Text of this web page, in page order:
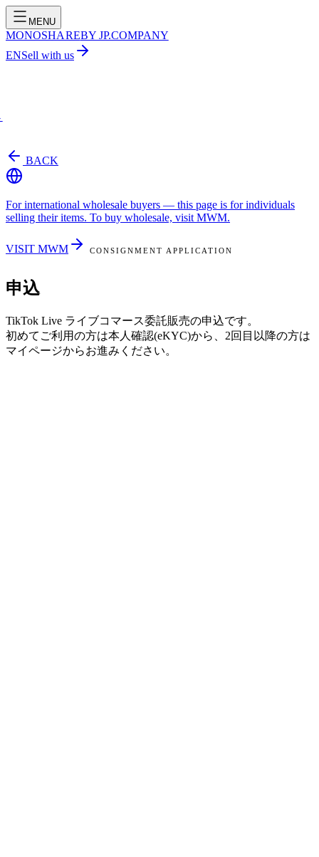
MENU
MONOSHAREBY JP.COMPANY
ENSell with us
BACK
For international wholesale buyers — this page is for individuals
selling their items. To buy wholesale, visit MWM.
VISIT MWM CONSIGNMENT APPLICATION
申込
TikTok Live ライブコマース委託販売の申込です。
初めてご利用の方は本人確認(eKYC)から、2回目以降の方は
マイページからお進みください。